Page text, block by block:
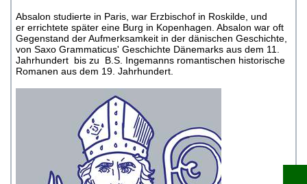
Absalon studierte in Paris, war Erzbischof in Roskilde, und
er errichtete später eine Burg in Kopenhagen. Absalon war oft
Gegenstand der Aufmerksamkeit in der dänischen Geschichte,
von Saxo Grammaticus' Geschichte Dänemarks aus dem 11.
Jahrhundert bis zu B.S. Ingemanns romantischen historische
Romanen aus dem 19. Jahrhundert.